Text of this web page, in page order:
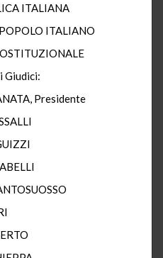
ITALIANA
ITALIANO
Giudici:
Presidente